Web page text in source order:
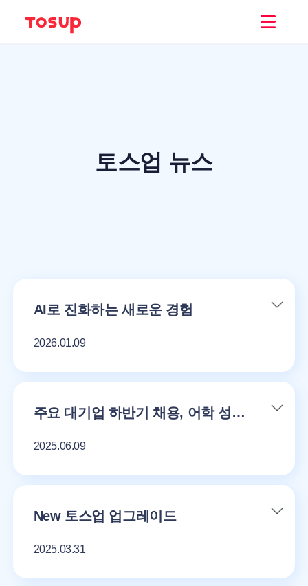
토스업 뉴스
AI로 진화하는 새로운 경험
2026.01.09
주요 대기업 하반기 채용, 어학 성적 필수 활용
2025.06.09
New 토스업 업그레이드
2025.03.31